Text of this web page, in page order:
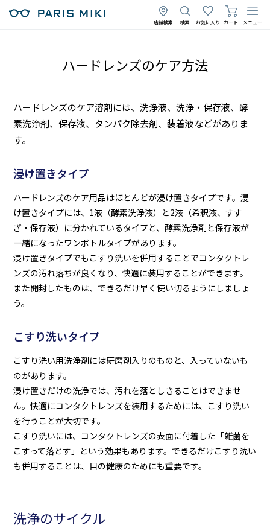
店舗検索 検索 お気に入り カート メニュー
ハードレンズのケア方法
ハードレンズのケア溶剤には、洗浄液、洗浄・保存液、酵
素洗浄剤、保存液、タンパク除去剤、装着液などがありま
す。
浸け置きタイプ
ハードレンズのケア用品はほとんどが浸け置きタイプです。浸
け置きタイプには、1液（酵素洗浄液）と2液（希釈液、すす
ぎ・保存液）に分かれているタイプと、酵素洗浄剤と保存液が
一緒になったワンボトルタイプがあります。
浸け置きタイプでもこすり洗いを併用することでコンタクトレ
ンズの汚れ落ちが良くなり、快適に装用することができます。
また開封したものは、できるだけ早く使い切るようにしましょ
う。
こすり洗いタイプ
こすり洗い用洗浄剤には研磨剤入りのものと、入っていないも
のがあります。
浸け置きだけの洗浄では、汚れを落としきることはできませ
ん。快適にコンタクトレンズを装用するためには、こすり洗い
を行うことが大切です。
こすり洗いには、コンタクトレンズの表面に付着した「雑菌を
こすって落とす」という効果もあります。できるだけこすり洗い
も併用することは、目の健康のためにも重要です。
洗浄のサイクル